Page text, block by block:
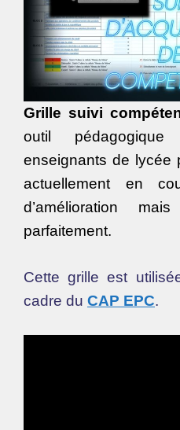
Grille suivi
outil
enseignants de lycée
actuellement en
d’amélioration
parfaitement.
Cette grille est
cadre du CAP EPC.